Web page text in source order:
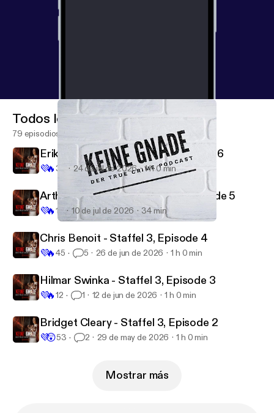
Keine Gnade
Todos los episodios
79 episodios
Erika & BJ Sifrit - Staffel 3, Episode 6
💜🔥 32 24 de jul de 2026 1 h 0 min
Arthur Shawcross - Staffel 3, Episode 5
💜🔥13 10 de jul de 2026 34 min
Chris Benoit - Staffel 3, Episode 4
💜🔥45 5 26 de jun de 2026 1 h 0 min
Hilmar Swinka - Staffel 3, Episode 3
💜🔥12 1 12 de jun de 2026 1 h 0 min
Bridget Cleary - Staffel 3, Episode 2
💜😲53 2 29 de may de 2026 1 h 0 min
Mostrar más